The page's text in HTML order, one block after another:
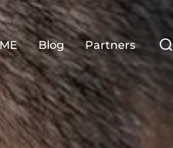
Blog Partners
Zoek
naar: